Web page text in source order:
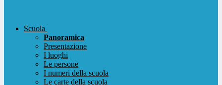
Scuola
Panoramica
Presentazione
I luoghi
Le persone
I numeri della scuola
Le carte della scuola